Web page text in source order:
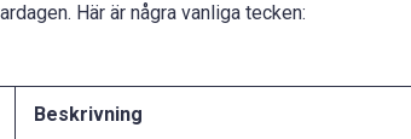
Här är några vanliga tecken:
Beskrivning